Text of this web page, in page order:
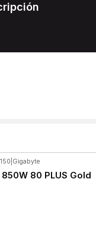
Gigabyte
80 PLUS Gold